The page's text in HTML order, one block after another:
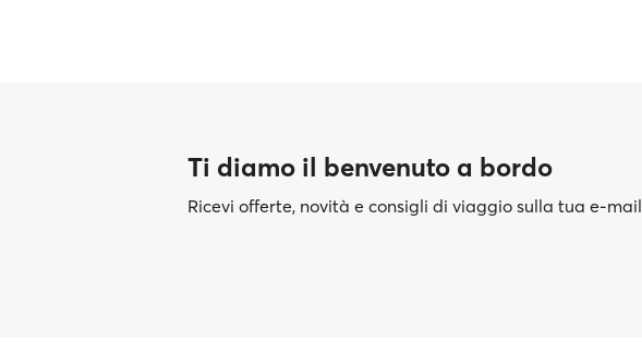
Ti diamo il benvenuto a bordo
Ricevi offerte, novità e consigli di viaggio sulla tua e-mail